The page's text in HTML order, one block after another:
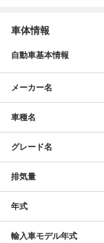
車体情報
自動車基本情報
メーカー名
車種名
グレード名
排気量
年式
輸入車モデル年式